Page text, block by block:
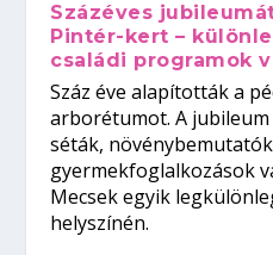
Százéves
Pintér-kert –
családi programok
Száz éve alapították a
arborétumot. A
séták,
gyermekfoglalkozások
Mecsek egyik
helyszínén.